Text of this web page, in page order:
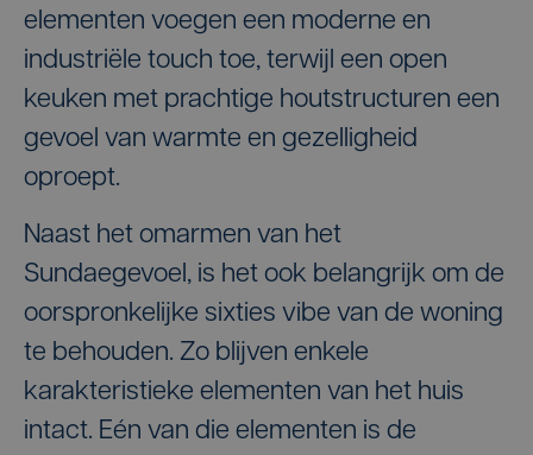
elementen voegen een moderne en
industriële touch toe, terwijl een open
keuken met prachtige houtstructuren een
gevoel van warmte en gezelligheid
oproept.
Naast het omarmen van het
Sundaegevoel, is het ook belangrijk om de
oorspronkelijke sixties vibe van de woning
te behouden. Zo blijven enkele
karakteristieke elementen van het huis
intact. Eén van die elementen is de